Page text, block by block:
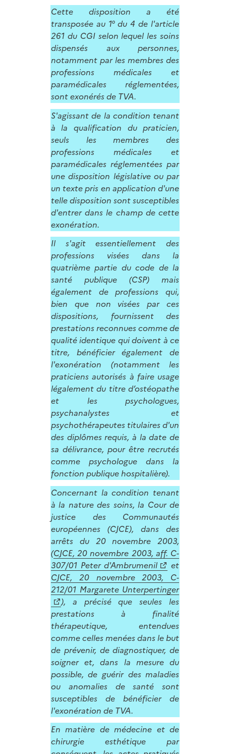
Cette disposition a été
transposée au 1° du 4 de l'article
261 du CGI selon lequel les soins
dispensés aux personnes,
notamment par les membres des
professions médicales et
paramédicales réglementées,
sont exonérés de TVA.
S'agissant de la condition tenant
à la qualification du praticien,
seuls les membres des
professions médicales et
paramédicales réglementées par
une disposition législative ou par
un texte pris en application d'une
telle disposition sont susceptibles
d'entrer dans le champ de cette
exonération.
Il s'agit essentiellement des
professions visées dans la
quatrième partie du code de la
santé publique (CSP) mais
également de professions qui,
bien que non visées par ces
dispositions, fournissent des
prestations reconnues comme de
qualité identique qui doivent à ce
titre, bénéficier également de
l'exonération (notamment les
praticiens autorisés à faire usage
légalement du titre d’ostéopathe
et les psychologues,
psychanalystes et
psychothérapeutes titulaires d'un
des diplômes requis, à la date de
sa délivrance, pour être recrutés
comme psychologue dans la
fonction publique hospitalière).
Concernant la condition tenant
à la nature des soins, la Cour de
justice des Communautés
européennes (CJCE), dans des
arrêts du 20 novembre 2003,
(CJCE, 20 novembre 2003, aff. C-
307/01 Peter d'Ambrumenil
et
CJCE, 20 novembre 2003, C-
212/01 Margarete Unterpertinger
), a précisé que seules les
prestations à finalité
thérapeutique, entendues
comme celles menées dans le but
de prévenir, de diagnostiquer, de
soigner et, dans la mesure du
possible, de guérir des maladies
ou anomalies de santé sont
susceptibles de bénéficier de
l'exonération de TVA.
En matière de médecine et de
chirurgie esthétique par